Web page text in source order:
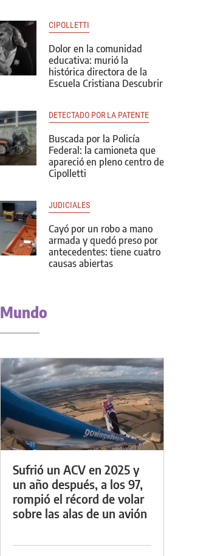
CIPOLLETTI
Dolor en la comunidad
educativa: murió la
histórica directora de la
Escuela Cristiana Descubrir
DETECTADO POR LA PATENTE
Buscada por la Policía
Federal: la camioneta que
apareció en pleno centro de
Cipolletti
JUDICIALES
Cayó por un robo a mano
armada y quedó preso por
antecedentes: tiene cuatro
causas abiertas
Mundo
Sufrió un ACV en 2025 y
un año después, a los 97,
rompió el récord de volar
sobre las alas de un avión